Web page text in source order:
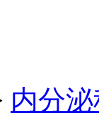
内分